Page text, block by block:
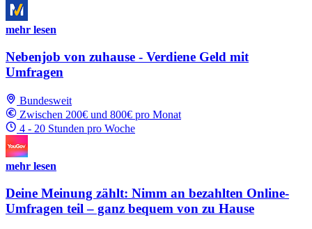
mehr lesen
Nebenjob von zuhause - Verdiene Geld mit
Umfragen
Bundesweit
Zwischen 200€ und 800€ pro Monat
4 - 20 Stunden pro Woche
mehr lesen
Deine Meinung zählt: Nimm an bezahlten Online-
Umfragen teil – ganz bequem von zu Hause